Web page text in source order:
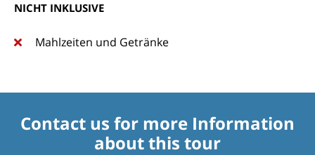
NICHT INKLUSIVE
Mahlzeiten und Getränke
Contact us for more Information
about this tour